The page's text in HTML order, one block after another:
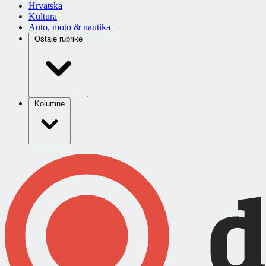
Hrvatska
Kultura
Auto, moto & nautika
Ostale rubrike
Kolumne